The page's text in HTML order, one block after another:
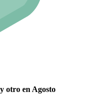
otro en Agosto